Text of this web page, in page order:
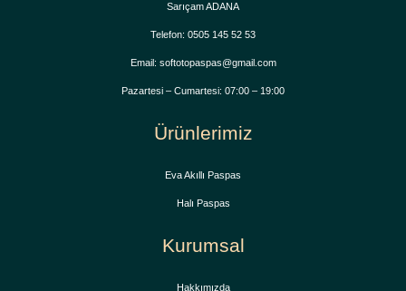
Sarıçam ADANA
Telefon: 0505 145 52 53
Email: softotopaspas@gmail.com
Pazartesi – Cumartesi: 07:00 – 19:00
Ürünlerimiz
Eva Akıllı Paspas
Halı Paspas
Kurumsal
Hakkımızda